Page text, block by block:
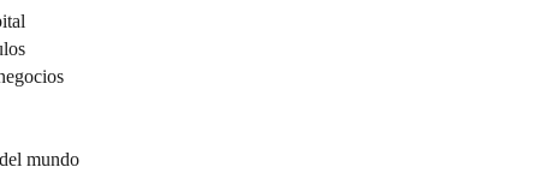
mundo